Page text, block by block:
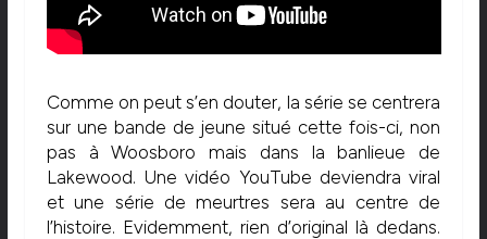
Comme on peut s’en douter, la série se centrera
sur une bande de jeune situé cette fois-ci, non
pas à Woosboro mais dans la banlieue de
Lakewood. Une vidéo YouTube deviendra viral
et une série de meurtres sera au centre de
l’histoire. Evidemment, rien d’original là dedans.